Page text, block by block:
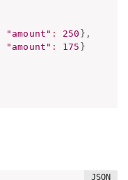
"amount" : 250 } ,
"amount" : 175 }